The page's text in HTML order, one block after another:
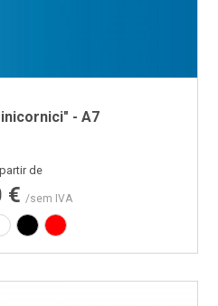
- A7
Preço
de
€ /sem IVA
BrancoPreto Vermelho